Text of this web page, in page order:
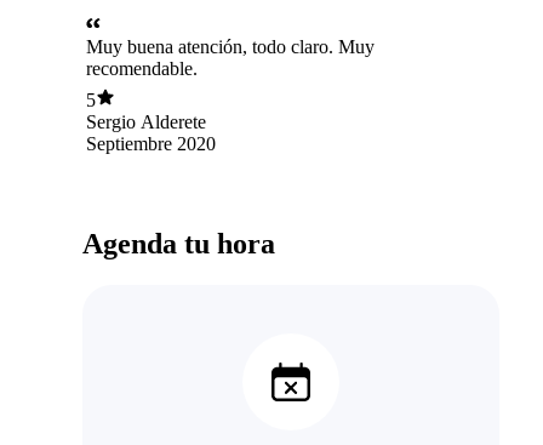
Muy buena atención, todo claro. Muy
recomendable.
5
Sergio Alderete
Septiembre 2020
Agenda tu hora